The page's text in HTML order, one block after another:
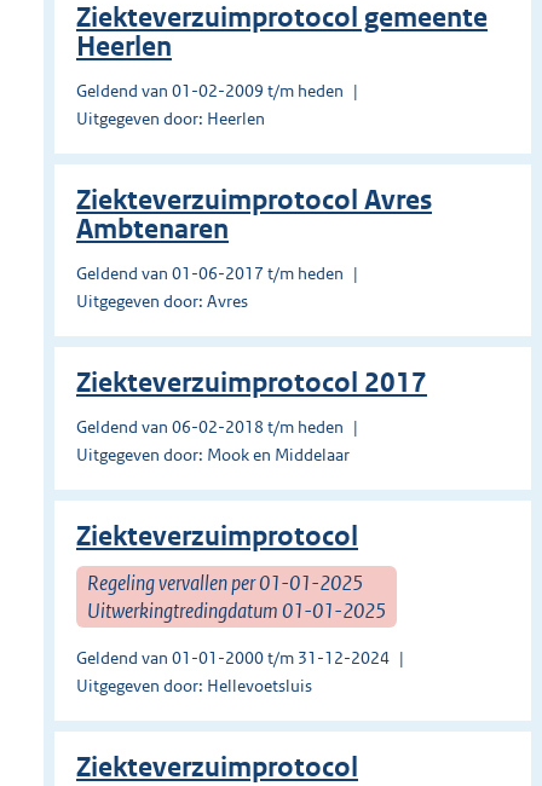
Ziekteverzuimprotocol gemeente
Heerlen
Geldend van 01-02-2009 t/m heden
Uitgegeven door: Heerlen
Ziekteverzuimprotocol Avres
Ambtenaren
Geldend van 01-06-2017 t/m heden
Uitgegeven door: Avres
Ziekteverzuimprotocol 2017
Geldend van 06-02-2018 t/m heden
Uitgegeven door: Mook en Middelaar
Ziekteverzuimprotocol
Regeling vervallen per 01-01-2025
Uitwerkingtredingdatum 01-01-2025
Geldend van 01-01-2000 t/m 31-12-2024
Uitgegeven door: Hellevoetsluis
Ziekteverzuimprotocol